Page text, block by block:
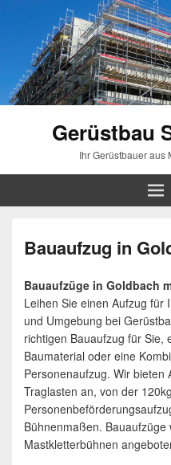
Gerüstbau
Ihr Gerüstbauer aus
Bauaufzug in
Bauaufzüge in Goldbach
Leihen Sie einen Aufzug für
und Umgebung bei
richtigen Bauaufzug für Sie,
Baumaterial oder eine
Personenaufzug. Wir bieten
Traglasten an, von der
Bühnenmaßen.
Mastkletterbühnen